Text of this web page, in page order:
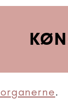
.